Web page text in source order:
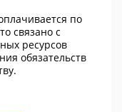
по
связано с
ресурсов
обязательств